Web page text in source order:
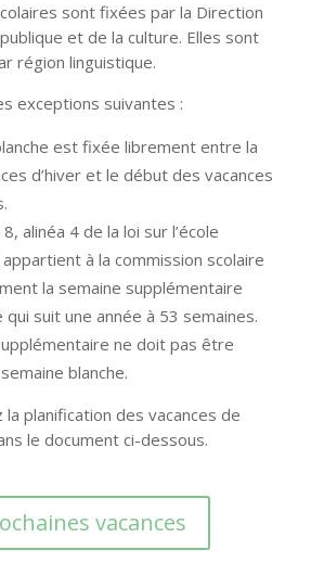
sont fixées par la Direction
et de la culture. Elles sont
région linguistique.
exceptions suivantes :
est fixée librement entre la
d’hiver et le début des vacances
8, alinéa 4 de la loi sur l’école
à la commission scolaire
la semaine supplémentaire
qui suit une année à 53 semaines.
ne doit pas être
blanche.
planification des vacances de
le document ci-dessous.
vacances